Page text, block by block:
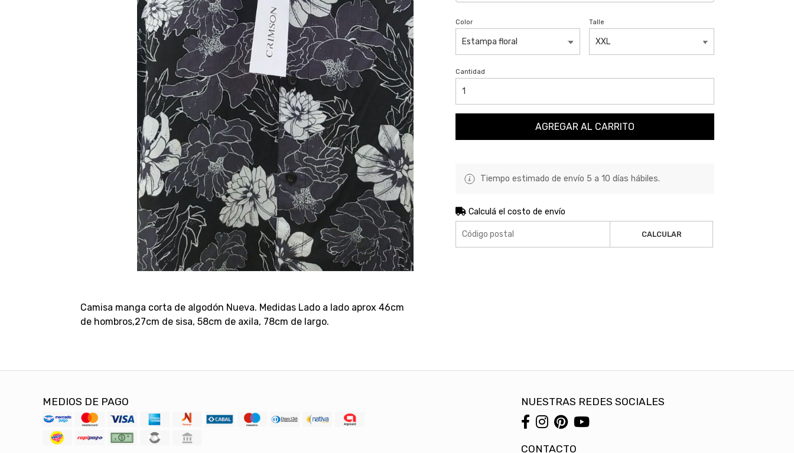
Camisa manga corta de algodón Nueva. Medidas Lado a lado aprox 46cm
de hombros,27cm de sisa, 58cm de axila, 78cm de largo.
Color Talle
Cantidad
AGREGAR AL CARRITO
Tiempo estimado de envío 5 a 10 días hábiles.
Calculá el costo de envío
CALCULAR
MEDIOS DE PAGO NUESTRAS REDES SOCIALES
CONTACTO